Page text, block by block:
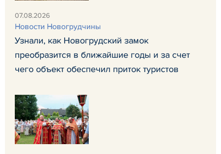
07.08.2026
Новости Новогрудчины
Узнали, как Новогрудский замок
преобразится в ближайшие годы и за счет
чего объект обеспечил приток туристов